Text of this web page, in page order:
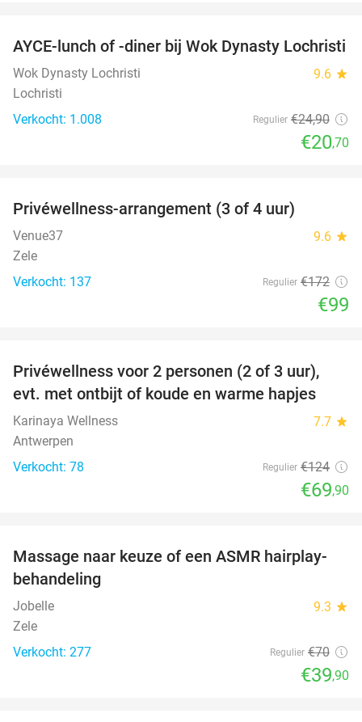
17%
AYCE-lunch of -diner bij Wok Dynasty Lochristi
Wok Dynasty Lochristi 9.6 star
Lochristi
Verkocht: 1.008
Regulier €24,90
€20,70
Privéwellness-arrangement (3 of 4 uur)
Venue37 9.6 star
Zele
Verkocht: 137
Regulier €172
€99
44%
Privéwellness voor 2 personen (2 of 3 uur),
evt. met ontbijt of koude en warme hapjes
Karinaya Wellness 7.7 star
Antwerpen
Verkocht: 78
Regulier €124
€69,90
43%
Massage naar keuze of een ASMR hairplay-
behandeling
Jobelle 9.3 star
Zele
Verkocht: 277
Regulier €70
€39,90